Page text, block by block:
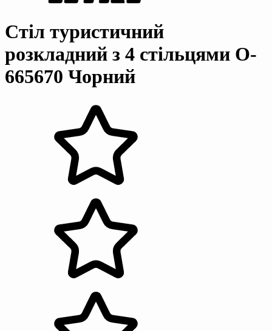
Стіл туристичний
розкладний з 4 стільцями O-
665670 Чорний